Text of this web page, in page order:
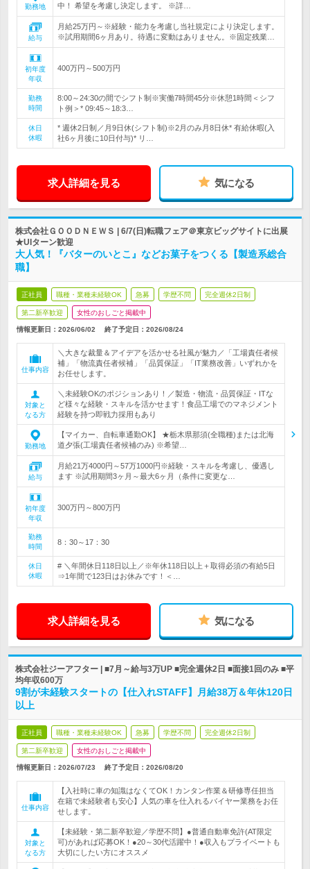
勤務地
中！ 希望を考慮し決定します。 ※詳…
給与
月給25万円～※経験・能力を考慮し当社規定により決定します。
※試用期間6ヶ月あり。待遇に変動はありません。※固定残業…
初年度
年収
400万円～500万円
勤務
時間
8:00～24:30の間でシフト制※実働7時間45分※休憩1時間＜シフ
ト例＞* 09:45～18:3…
休日
休暇
* 週休2日制／月9日休(シフト制)※2月のみ月8日休* 有給休暇(入
社6ヶ月後に10日付与)* リ…
求人詳細を見る 気になる
株式会社ＧＯＯＤＮＥＷＳ | 6/7(日)転職フェア＠東京ビッグサイトに出展
★UIターン歓迎
大人気！『バターのいとこ』などお菓子をつくる【製造系総合
職】
正社員 職種・業種未経験OK 急募 学歴不問 完全週休2日制
第二新卒歓迎 女性のおしごと掲載中
情報更新日：2026/06/02 終了予定日： 2026/08/24
仕事内容
＼大きな裁量＆アイデアを活かせる社風が魅力／「工場責任者候
補」「物流責任者候補」「品質保証」「IT業務改善」いずれかを
お任せします。
対象と
なる方
＼未経験OKのポジションあり！／製造・物流・品質保証・ITな
ど様々な経験・スキルを活かせます！食品工場でのマネジメント
経験を持つ即戦力採用もあり
勤務地
【マイカー、自転車通勤OK】 ★栃木県那須(全職種)または北海
道夕張(工場責任者候補のみ) ※希望…
給与
月給21万4000円～57万1000円※経験・スキルを考慮し、優遇し
ます ※試用期間3ヶ月～最大6ヶ月（条件に変更な…
初年度
年収
300万円～800万円
勤務
時間
8：30～17：30
休日
休暇
# ＼年間休日118日以上／※年休118日以上＋取得必須の有給5日
⇒1年間で123日はお休みです！＜…
求人詳細を見る 気になる
株式会社ジーアフター | ■7月～給与3万UP ■完全週休2日 ■面接1回のみ ■平
均年収600万
9割が未経験スタートの【仕入れSTAFF】月給38万＆年休120日
以上
正社員 職種・業種未経験OK 急募 学歴不問 完全週休2日制
第二新卒歓迎 女性のおしごと掲載中
情報更新日：2026/07/23 終了予定日： 2026/08/20
仕事内容
【入社時に車の知識はなくてOK！カンタン作業＆研修専任担当
在籍で未経験者も安心】人気の車を仕入れるバイヤー業務をお任
せします。
対象と
なる方
【未経験・第二新卒歓迎／学歴不問】●普通自動車免許(AT限定
可)があれば応募OK！●20～30代活躍中！●収入もプライベートも
大切にしたい方にオススメ